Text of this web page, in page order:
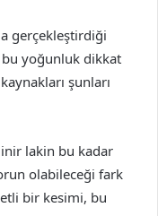
gerçekleştirdiği
bu yoğunluk dikkat
şunları
lakin bu kadar
olabileceği fark
bir kesimi, bu